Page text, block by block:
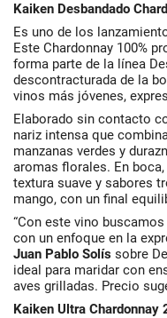
Kaiken Desbandado
Es uno de los
Este Chardonnay 100%
forma parte de la línea
descontracturada de la
vinos más jóvenes,
Elaborado sin contacto
nariz intensa que
manzanas verdes y
aromas florales. En
textura suave y sabores
mango, con un final
“Con este vino
con un enfoque en la
Juan Pablo Solís sobre
ideal para maridar con
aves grilladas. Precio
Kaiken Ultra Chardonnay